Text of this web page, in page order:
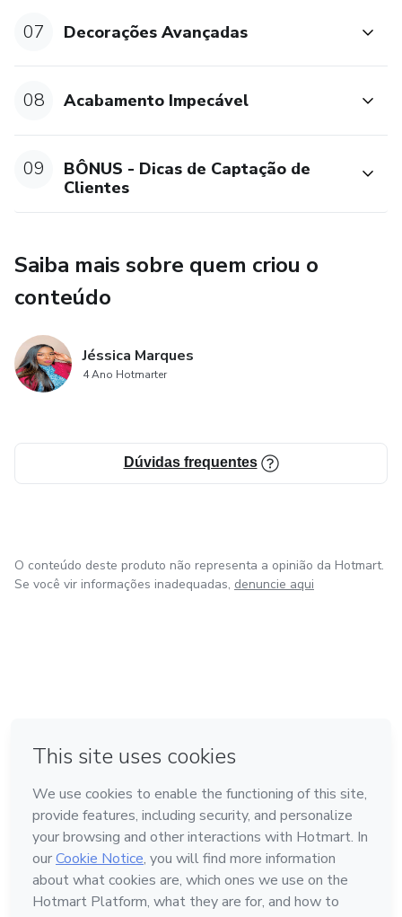
07 Decorações Avançadas
08 Acabamento Impecável
09
BÔNUS - Dicas de Captação de
Clientes
Saiba mais sobre quem criou o
conteúdo
Jéssica Marques
4 Ano Hotmarter
Dúvidas frequentes
O conteúdo deste produto não representa a opinião da Hotmart.
Se você vir informações inadequadas, denuncie aqui
Feito com ❤ na Cidade do México
Conheça a Hotmart
Idioma